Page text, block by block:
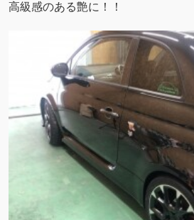
高級感のある艶に！！